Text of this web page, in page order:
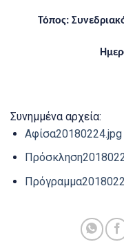
Τόπος:
Συνημμένα αρχεία:
Αφίσα20180224.jpg